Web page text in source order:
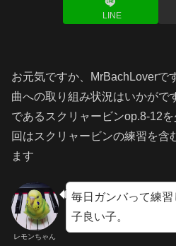
LINE
お元気ですか、MrBachLoverで
曲への取り組み状況はいかがで
であるスクリャービンop.8-12
回はスクリャービンの練習を含
ます
レモンちゃん
毎日ガンバって練
子良い子。